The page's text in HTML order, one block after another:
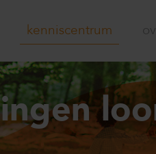
kenniscentrum